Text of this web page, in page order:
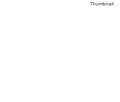
Thumbnail